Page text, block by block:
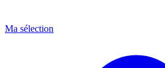
Ma sélection